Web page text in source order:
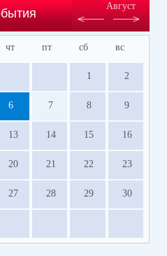
Август
чт пт сб вс
1 2
6 7 8 9
13 14 15 16
20 21 22 23
27 28 29 30